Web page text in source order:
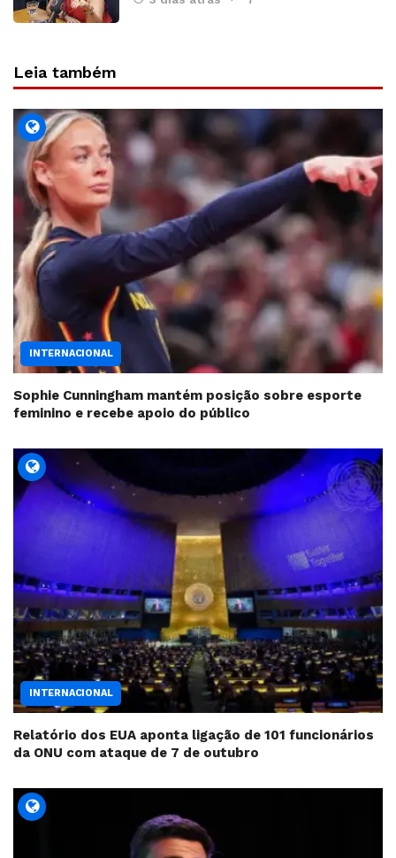
Leia também
INTERNACIONAL
Sophie Cunningham mantém posição sobre esporte
feminino e recebe apoio do público
INTERNACIONAL
Relatório dos EUA aponta ligação de 101 funcionários
da ONU com ataque de 7 de outubro